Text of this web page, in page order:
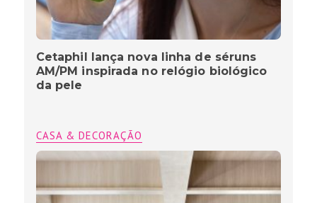
Cetaphil lança nova linha de séruns
AM/PM inspirada no relógio biológico
da pele
CASA & DECORAÇÃO